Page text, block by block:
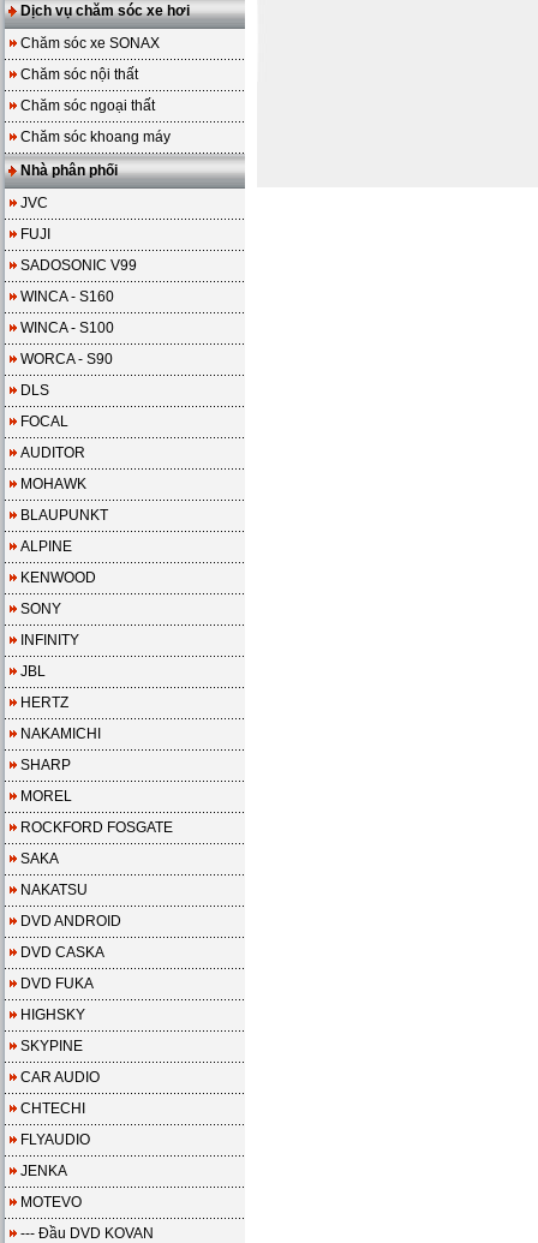
Dịch vụ chăm sóc xe hơi
Chăm sóc xe SONAX
Chăm sóc nội thất
Chăm sóc ngoại thất
Chăm sóc khoang máy
Nhà phân phối
JVC
FUJI
SADOSONIC V99
WINCA - S160
WINCA - S100
WORCA - S90
DLS
FOCAL
AUDITOR
MOHAWK
BLAUPUNKT
ALPINE
KENWOOD
SONY
INFINITY
JBL
HERTZ
NAKAMICHI
SHARP
MOREL
ROCKFORD FOSGATE
SAKA
NAKATSU
DVD ANDROID
DVD CASKA
DVD FUKA
HIGHSKY
SKYPINE
CAR AUDIO
CHTECHI
FLYAUDIO
JENKA
MOTEVO
--- Đầu DVD KOVAN